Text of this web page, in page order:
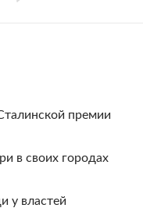
премии
в своих городах
у властей